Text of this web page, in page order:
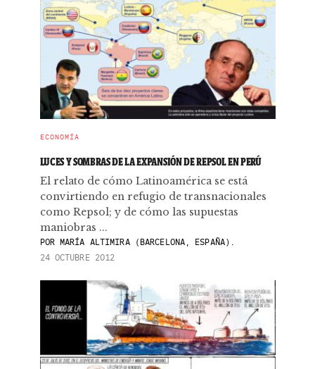
ECONOMÍA
LUCES Y SOMBRAS DE LA EXPANSIÓN DE REPSOL EN PERÚ
El relato de cómo Latinoamérica se está
convirtiendo en refugio de transnacionales
como Repsol; y de cómo las supuestas
maniobras ...
PORMARÍA ALTIMIRA (BARCELONA, ESPAÑA).
24 OCTUBRE 2012